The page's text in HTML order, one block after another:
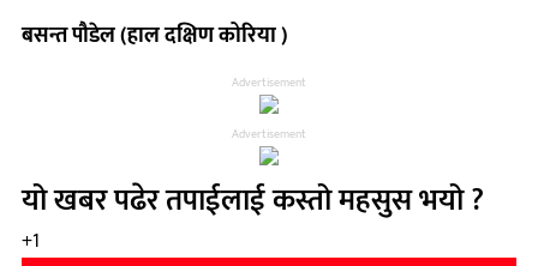
बसन्त पौडेल (हाल दक्षिण कोरिया )
Advertisement
Advertisement
यो खबर पढेर तपाईलाई कस्तो महसुस भयो ?
+1